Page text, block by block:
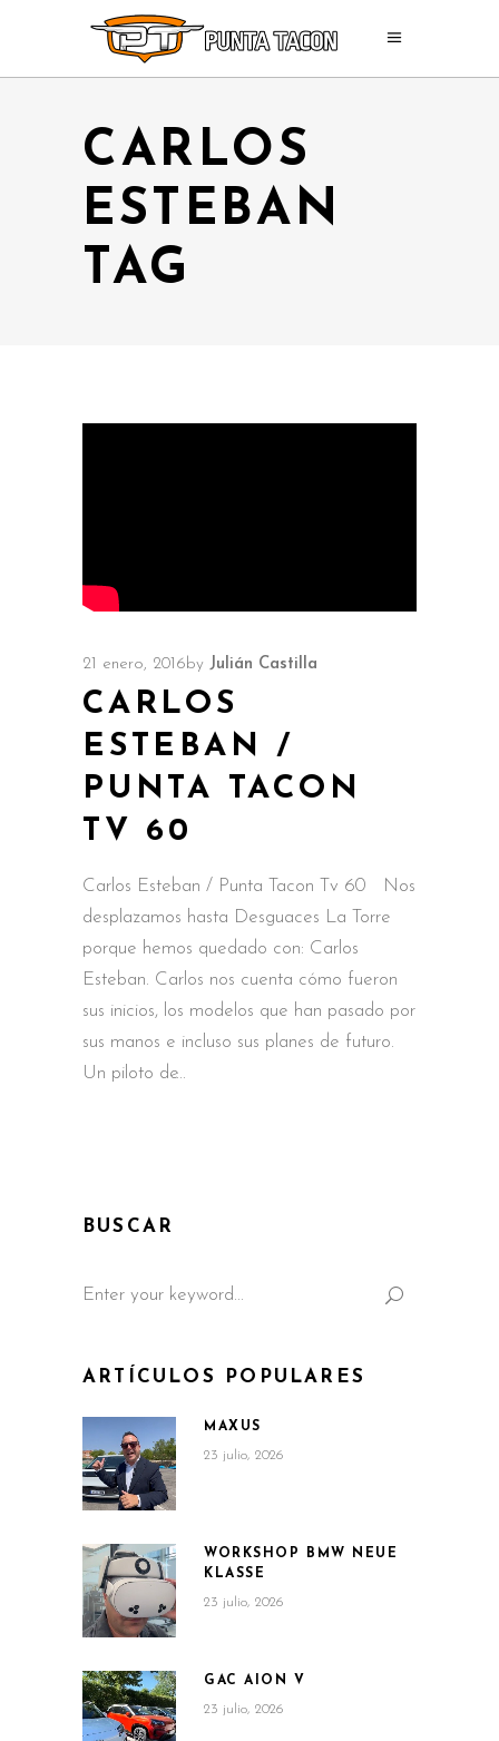
CARLOS
ESTEBAN
TAG
21 enero, 2016 by Julián Castilla
CARLOS
ESTEBAN /
PUNTA TACON
TV 60
Carlos Esteban / Punta Tacon Tv 60 Nos
desplazamos hasta Desguaces La Torre
porque hemos quedado con: Carlos
Esteban. Carlos nos cuenta cómo fueron
sus inicios, los modelos que han pasado por
sus manos e incluso sus planes de futuro.
Un piloto de
BUSCAR
for:
ARTÍCULOS POPULARES
MAXUS
23 julio, 2026
WORKSHOP BMW NEUE
KLASSE
23 julio, 2026
GAC AION V
23 julio, 2026